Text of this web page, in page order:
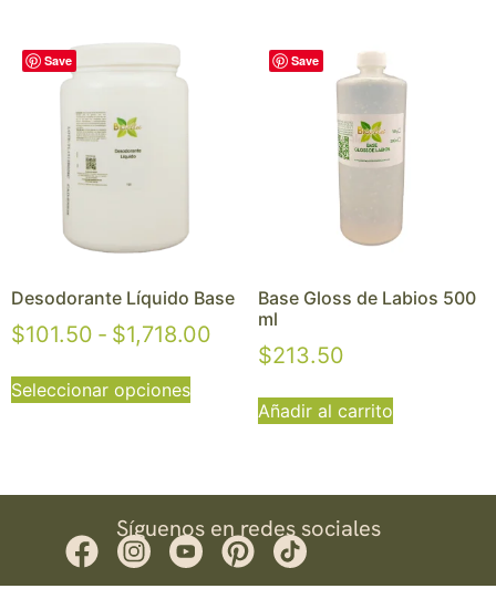
Save
Desodorante Líquido Base
$101.50 - $1,718.00
Seleccionar opciones
Save
Base Gloss de Labios 500
ml
$213.50
Añadir al carrito
Síguenos en redes sociales